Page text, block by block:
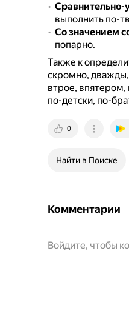
Сравнительно-
выполнить по-
Со значением
попарно.
Также к
скромно, дважды,
втрое,
по-детски, по-
0
Найти в Поиске
Комментарии
Войдите, чтобы